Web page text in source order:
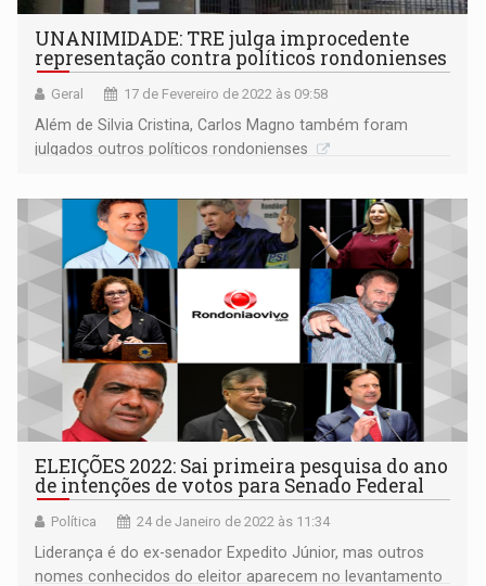
UNANIMIDADE: TRE julga improcedente
representação contra políticos rondonienses
Geral 17 de Fevereiro de 2022 às 09:58
Além de Silvia Cristina, Carlos Magno também foram
julgados outros políticos rondonienses
ELEIÇÕES 2022: Sai primeira pesquisa do ano
de intenções de votos para Senado Federal
Política 24 de Janeiro de 2022 às 11:34
Liderança é do ex-senador Expedito Júnior, mas outros
nomes conhecidos do eleitor aparecem no levantamento